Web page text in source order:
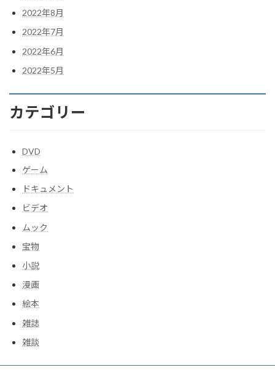
2022年8月
2022年7月
2022年6月
2022年5月
カテゴリー
DVD
ゲーム
ドキュメント
ビデオ
ムック
宝物
小説
漫画
絵本
雑誌
雑談